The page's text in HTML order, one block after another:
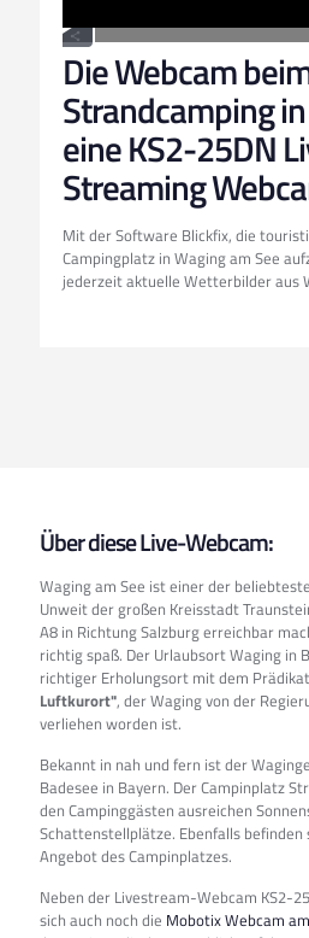
Die Webcam
Strandcamping
eine KS2-25DN
Streaming
Mit der Software Blickfix, die
Campingplatz in Waging am See
jederzeit aktuelle Wetterbilder aus
Über diese Live-Webcam:
Waging am See ist einer der
Unweit der großen Kreisstadt
A8 in Richtung Salzburg erreichbar
richtig spaß. Der Urlaubsort Waging in
richtiger Erholungsort mit dem Prädikat
Luftkurort", der Waging von der
verliehen worden ist.
Bekannt in nah und fern ist der
Badesee in Bayern. Der Campinplatz
den Campinggästen ausreichen
Schattenstellplätze. Ebenfalls
Angebot des Campinplatzes.
Neben der Livestream-Webcam KS2-
sich auch noch die Mobotix Webcam